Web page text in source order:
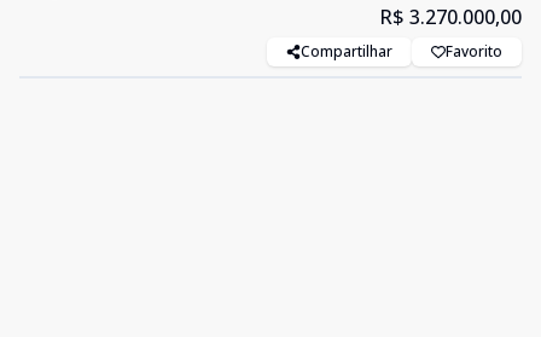
R$ 3.270.000,00
Compartilhar Favorito